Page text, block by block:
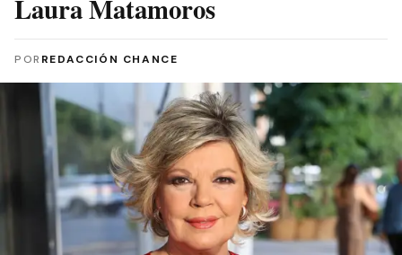
Laura Matamoros
POR REDACCIÓN CHANCE